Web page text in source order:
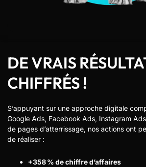
DE VRAIS
CHIFFRÉS !
S’appuyant sur une approche digitale
Google Ads, Facebook Ads, Instagram
de pages d’atterrissage, nos actions ont
de réaliser :
+358 % de chiffre d’affaires